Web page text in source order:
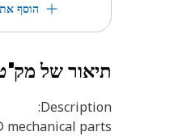
הוסף
תיאור של
Description:
mechanical parts